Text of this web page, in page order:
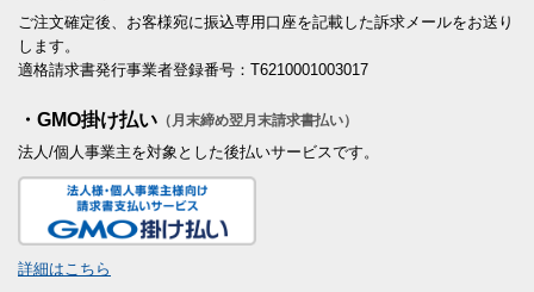
ご注文確定後、お客様宛に振込専用口座を記載した訴求メールをお送り
します。
適格請求書発行事業者登録番号：T6210001003017
・GMO掛け払い （月末締め翌月末請求書払い）
法人/個人事業主を対象とした後払いサービスです。
詳細はこちら